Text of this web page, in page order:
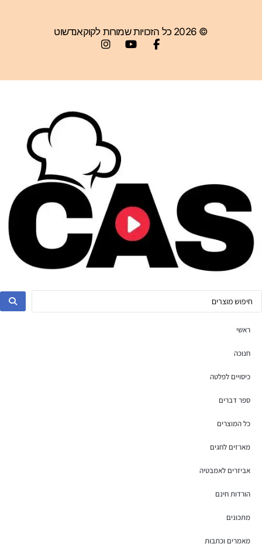
© 2026 כל הזכויות שמורות לקוקאנדשוט
ראשי
חנוכה
כיסויים לפלטה
ספר דברים
כל המוצרים
מארזים לחגים
אביזרים לאמבטיה
הורדות חינם
מתכונים
מאמרים וכתבות